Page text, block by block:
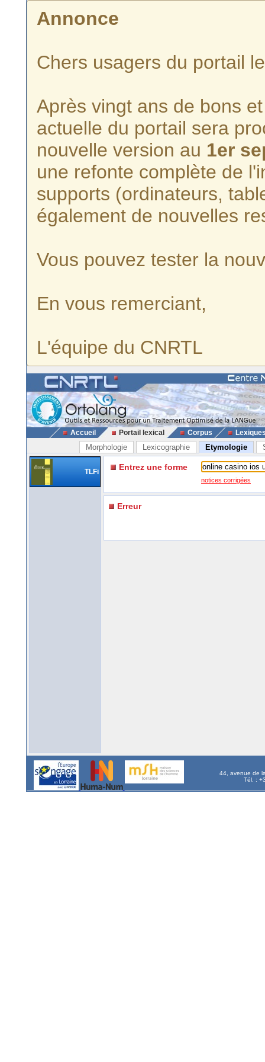
Annonce
Chers usagers du portail
Après vingt ans de bons
actuelle du portail sera
nouvelle version au 1er
une refonte complète de
supports (ordinateurs,
également de nouvelles
Vous pouvez tester la
En vous remerciant,
L'équipe du CNRTL
Accueil Portail lexical Corpus
Morphologie Lexicographie Etymologie
TLFi Entrez une forme
notices corrigées
Erreur
44, avenue de
Tél. :